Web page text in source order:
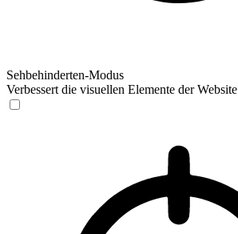
Sehbehinderten-Modus
Verbessert die visuellen Elemente der Website